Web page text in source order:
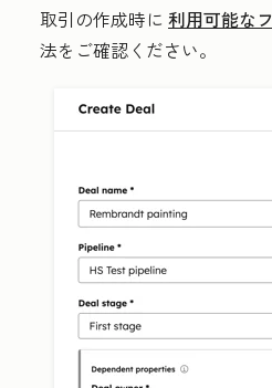
取引の作成時に 利用可能な
法をご確認ください。